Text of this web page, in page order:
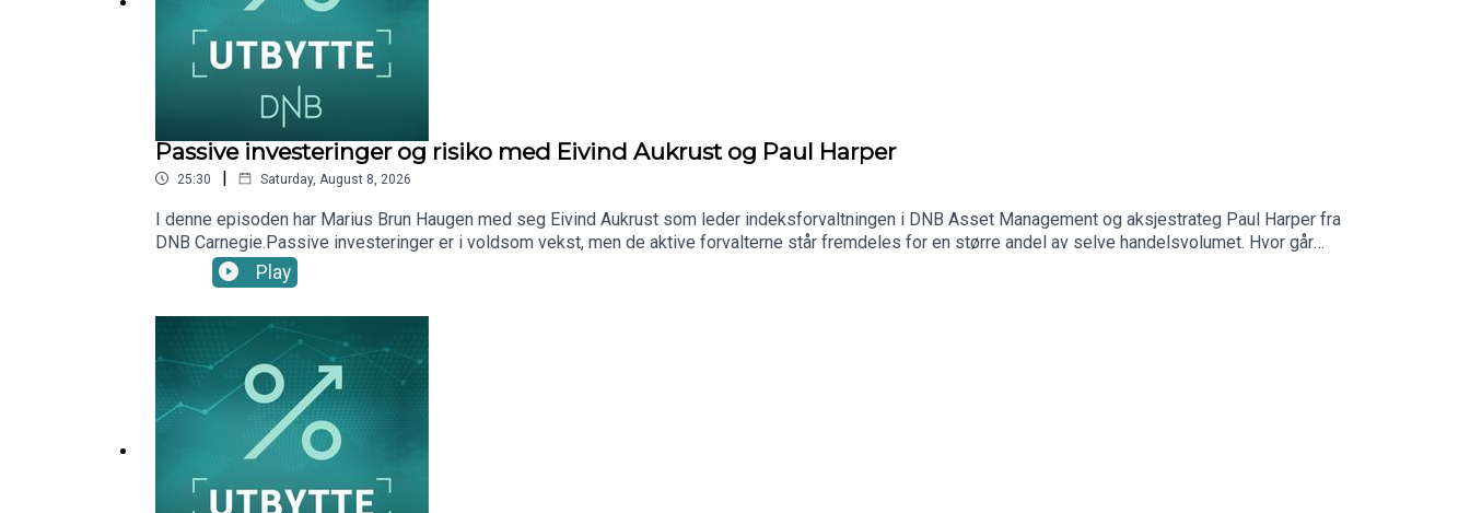
Passive investeringer og risiko med Eivind Aukrust og Paul Harper
25:30 | Saturday, August 8, 2026
I denne episoden har Marius Brun Haugen med seg Eivind Aukrust som leder indeksforvaltningen i DNB Asset Management og aksjestrateg Paul Harper fra
DNB Carnegie.Passive investeringer er i voldsom vekst, men de aktive forvalterne står fremdeles for en større andel av selve handelsvolumet. Hvor går
grensen for når markedet slutter å fungere effektivt? Er det risikoer knyttet til passive investeringer som kan bli mer aktuelle og viktige å håndtere i årene
som kommer?Episoden ble spilt inn 25. juni 2026.Produsent: Kim-André Farago, DNB Wealth Management Investment Office.
Play